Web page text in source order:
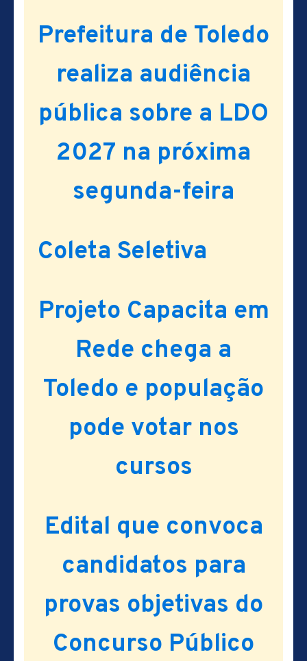
Prefeitura de Toledo
realiza audiência
pública sobre a LDO
2027 na próxima
segunda-feira
Coleta Seletiva
Projeto Capacita em
Rede chega a
Toledo e população
pode votar nos
cursos
Edital que convoca
candidatos para
provas objetivas do
Concurso Público